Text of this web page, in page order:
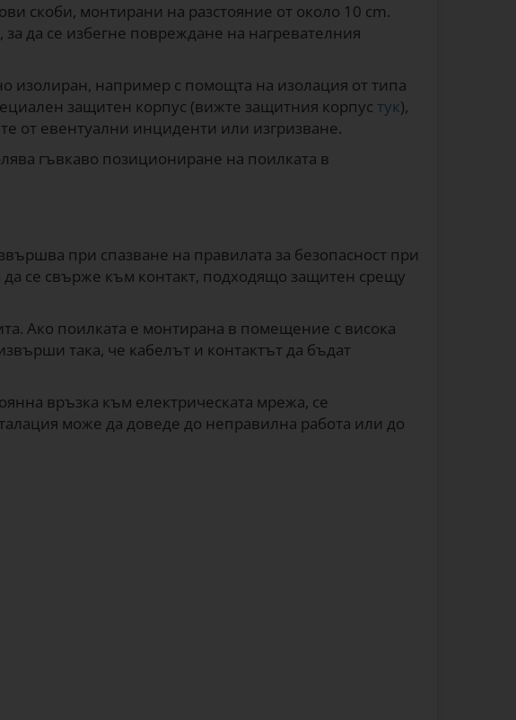
скоби, монтирани на разстояние от около 10 cm.
да се избегне повреждане на нагревателния
изолиран, например с помощта на изолация от типа
защитен корпус (вижте защитния корпус тук),
от евентуални инциденти или изгризване.
гъвкаво позициониране на поилката в
при спазване на правилата за безопасност при
да се свърже към контакт, подходящо защитен срещу
Ако поилката е монтирана в помещение с висока
така, че кабелът и контактът да бъдат
връзка към електрическата мрежа, се
може да доведе до неправилна работа или до